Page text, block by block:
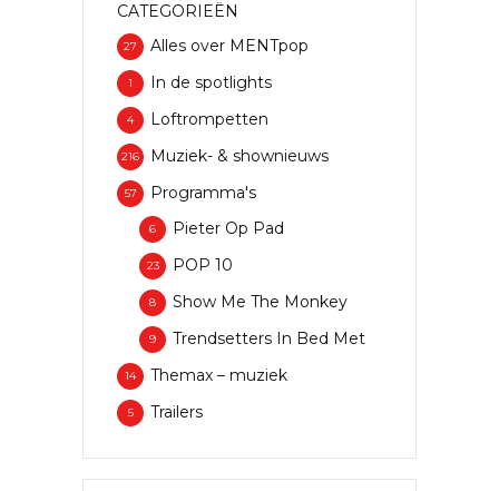
CATEGORIEËN
Alles over MENTpop
27
In de spotlights
1
Loftrompetten
4
Muziek- & shownieuws
216
Programma's
57
Pieter Op Pad
6
POP 10
23
Show Me The Monkey
8
Trendsetters In Bed Met
9
Themax – muziek
14
Trailers
5